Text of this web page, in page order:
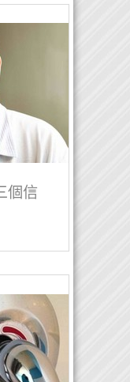
個信